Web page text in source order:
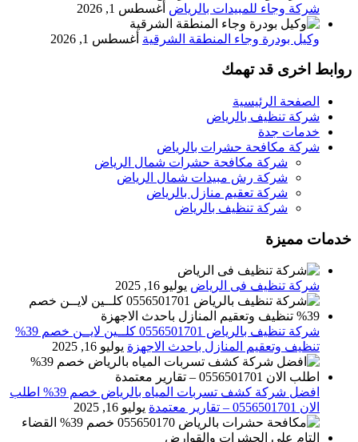
شركة وجاء للمبيدات بالرياض أغسطس 1, 2026
وكيل بودرة وجاء المنطقة الشرقية أغسطس 1, 2026
روابط اخرى قد تهمك
الصفحة الرئيسية
شركة تنظيف بالرياض
خدمات جدة
شركة مكافحة حشرات بالرياض
شركة مكافحة حشرات شمال الرياض
شركة رش مبيدات شمال الرياض
شركة تعقيم منازل بالرياض
شركة تنظيف بالرياض
خدمات مميزة
شركة تنظيف فى الرياض يوليو 16, 2025
شركة تنظيف بالرياض 0556501701 كلــين لايــن خصم 39%
تنظيف وتعقيم المنازل باحدث الاجهزة يوليو 16, 2025
افضل شركة كشف تسربات المياه بالرياض خصم 39% اطلب
الان 0556501701‬‏ – تقارير معتمدة
يوليو 16, 2025